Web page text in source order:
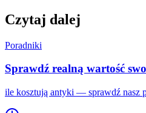
Czytaj dalej
Poradniki
Sprawdź realną wartość
ile kosztują antyki — sprawdź nasz